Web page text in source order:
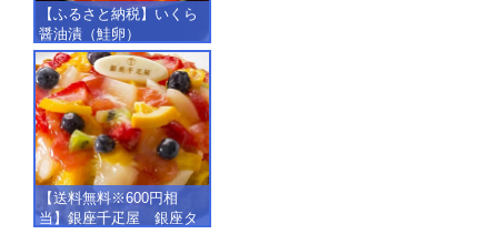
【ふるさと納税】いくら
醤油漬（鮭卵）
【500g（250g×2）】
【送料無料※600円相
当】銀座千疋屋 銀座タ